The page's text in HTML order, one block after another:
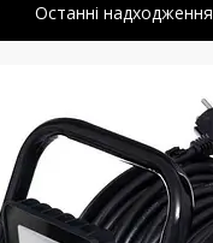
Останні надходження